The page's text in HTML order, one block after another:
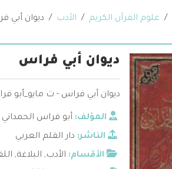
علوم القرآن الكريم الأدب ديوان أبي
ديوان أبي فراس
ديوان أبي فراس - ت مايو_أبو
المؤلف: أبو فراس الحمداني
الناشر: دار القلم العربي
الأقسام: الأدب, البلاغة,